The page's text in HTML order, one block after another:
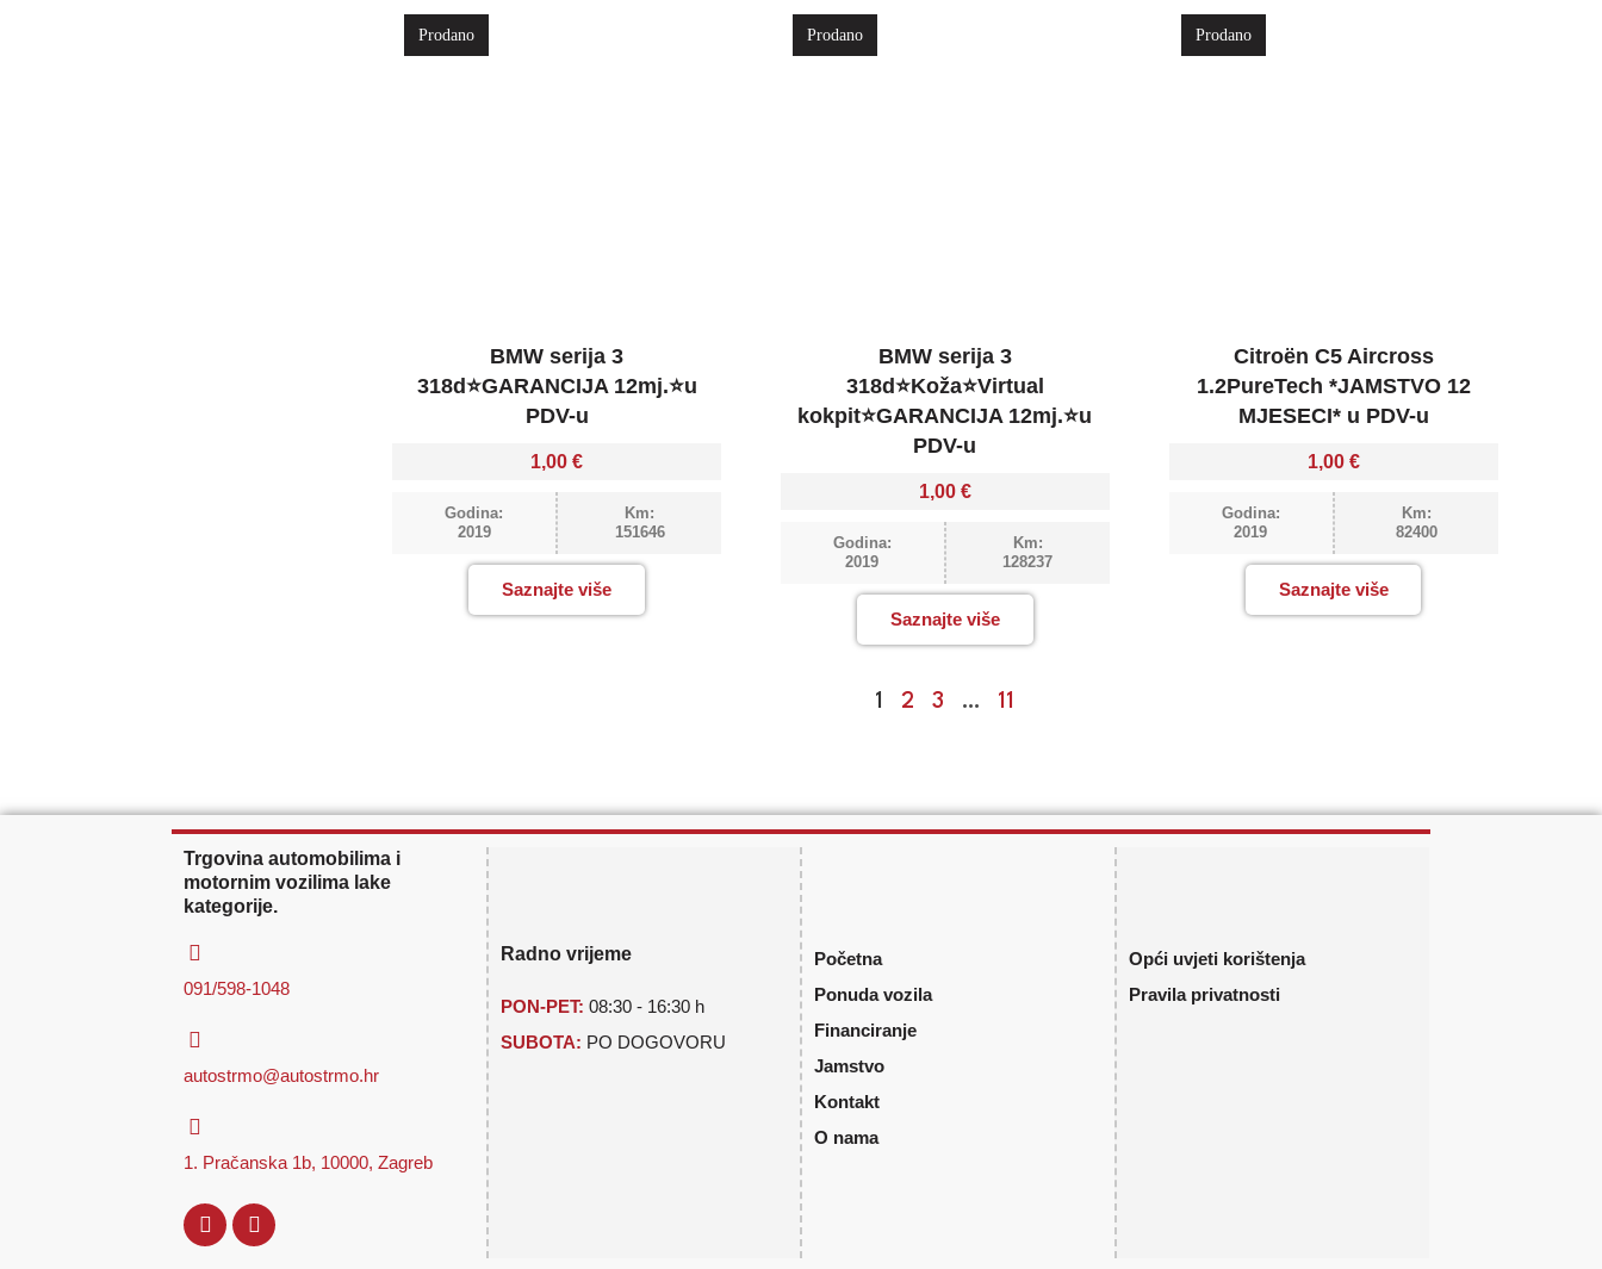
Prodano
BMW serija 3
318d⭐GARANCIJA 12mj.⭐u
PDV-u
1,00€
Godina:
2019
Km:
151646
Saznajte više
Prodano
BMW serija 3
318d⭐Koža⭐Virtual
kokpit⭐GARANCIJA 12mj.⭐u
PDV-u
1,00 €
Godina:
2019
Km:
128237
Saznajte više
Prodano
Citroën C5 Aircross
1.2PureTech *JAMSTVO 12
MJESECI* u PDV-u
1,00 €
Godina:
2019
Km:
82400
Saznajte više
1 2 3 … 11
Trgovina automobilima i
motornim vozilima lake
kategorije.
091/598-1048
autostrmo@autostrmo.hr
1. Pračanska 1b, 10000, Zagreb
Radno vrijeme
PON-PET:08:30 - 16:30 h
SUBOTA: PO DOGOVORU
Početna
Ponuda vozila
Financiranje
Jamstvo
Kontakt
O nama
Opći uvjeti korištenja
Pravila privatnosti